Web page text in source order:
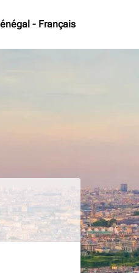
- Français